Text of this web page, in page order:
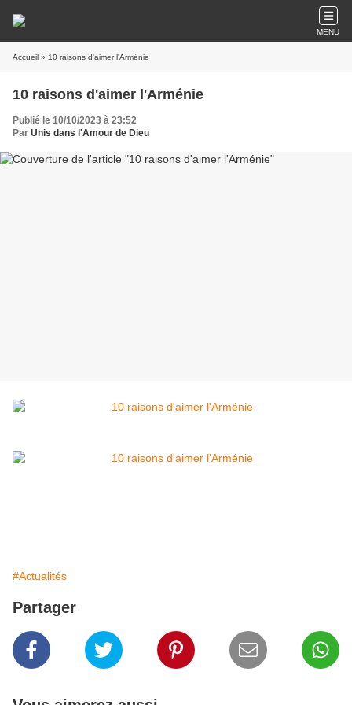
MENU
Accueil » 10 raisons d'aimer l'Arménie
10 raisons d'aimer l'Arménie
Publié le 10/10/2023 à 23:52
Par Unis dans l'Amour de Dieu
#Actualités
Partager